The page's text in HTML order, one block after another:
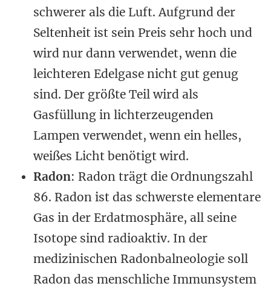
schwerer als die Luft. Aufgrund der
Seltenheit ist sein Preis sehr hoch und
wird nur dann verwendet, wenn die
leichteren Edelgase nicht gut genug
sind. Der größte Teil wird als
Gasfüllung in lichterzeugenden
Lampen verwendet, wenn ein helles,
weißes Licht benötigt wird.
Radon: Radon trägt die Ordnungszahl
86. Radon ist das schwerste elementare
Gas in der Erdatmosphäre, all seine
Isotope sind radioaktiv. In der
medizinischen Radonbalneologie soll
Radon das menschliche Immunsystem